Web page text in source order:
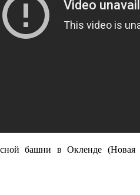
башни в Окленде (Новая